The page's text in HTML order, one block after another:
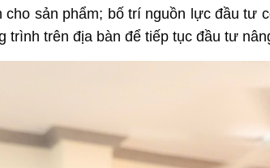
cho sản phẩm; bố trí nguồn lực đầu tư
trình trên địa bàn để tiếp tục đầu tư